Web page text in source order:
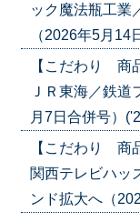
ック魔法瓶工業
（2026年5月14
【こだわり 商
ＪＲ東海／鉄
月7日合併号）
【こだわり 商
関西テレビハッ
ンド拡大へ（